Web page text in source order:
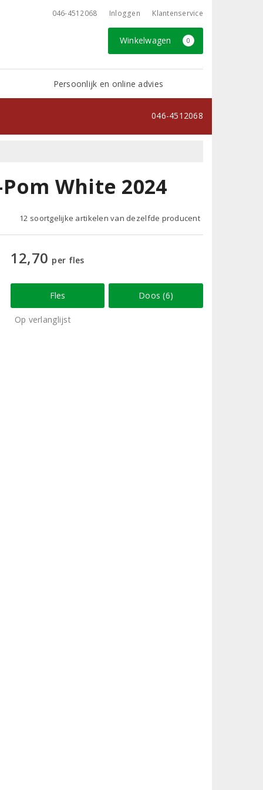
046-4512068 Inloggen Klantenservice
Winkelwagen 0
Persoonlijk en online advies
046-4512068
White 2024
12 soortgelijke artikelen van dezelfde producent
12,70 per fles
Fles Doos (6)
Op verlanglijst